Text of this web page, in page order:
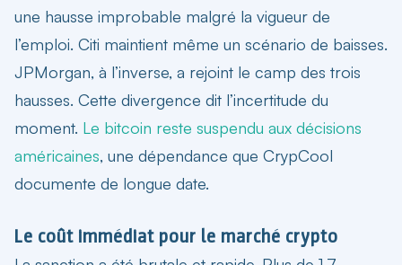
une hausse improbable malgré la vigueur de
l’emploi. Citi maintient même un scénario de baisses.
JPMorgan, à l’inverse, a rejoint le camp des trois
hausses. Cette divergence dit l’incertitude du
moment. Le bitcoin reste suspendu aux décisions
américaines, une dépendance que CrypCool
documente de longue date.
Le coût immédiat pour le marché crypto